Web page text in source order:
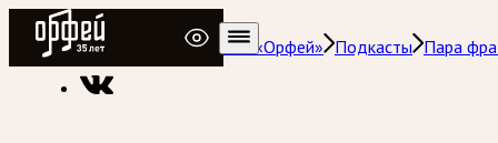
Радио Орфей
Радио классической музыки «Орфей» Подкасты Пара